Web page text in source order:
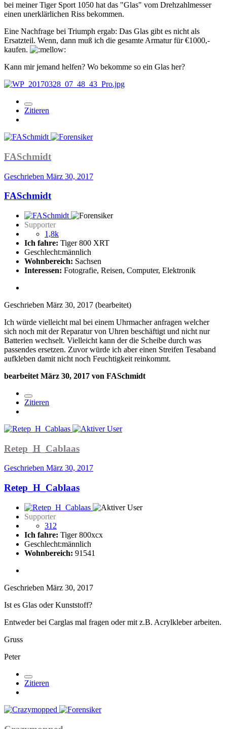
bei meiner Tiger Sport 1050 hat das "Glas" vom Drehzahlmesser
einen unerklärlichen Riss bekommen.
Eine Nachfrage bei Triumph ergab: Das Glas gibt es nicht als
Ersatzteil. Wenn, dann muß ich die gesamte Armatur für €1000,-
kaufen.
Kann mir jemand helfen? Wo bekomme so ein Glas her?
Zitieren
FASchmidt
Geschrieben März 30, 2017
FASchmidt
Supporter
1,8k
Ich fahre: Tiger 800 XRT
Geschlecht:männlich
Wohnbereich: Sachsen
Interessen: Fotografie, Reisen, Computer, Elektronik
Geschrieben März 30, 2017 (bearbeitet)
Ich würde vielleicht mal bei einem Uhrmacher anfragen welcher
sich noch mit der Reparatur von Uhren beschäftigt und nicht nur
Batterien wechselt. Vielleicht kann der die Scheibe durch was
passendes ersetzen. Zuvor würde ich aber einen Streifen Tesaband
aufkleben damit nicht noch Feuchtigkeit reinkommt.
bearbeitet März 30, 2017 von FASchmidt
Zitieren
Retep_H_Cablaas
Geschrieben März 30, 2017
Retep_H_Cablaas
Supporter
312
Ich fahre: Tiger 800xcx
Geschlecht:männlich
Wohnbereich: 91541
Geschrieben März 30, 2017
Ist es Glas oder Kunststoff?
Entweder bei Carglas mal fragen oder mit z.B. Acrylkleber arbeiten.
Gruss
Peter
Zitieren